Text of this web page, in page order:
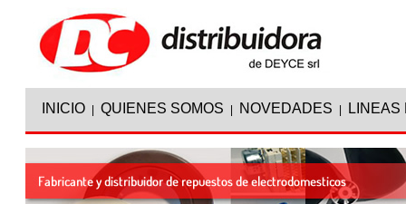
INICIO QUIENES SOMOS NOVEDADES LINEAS